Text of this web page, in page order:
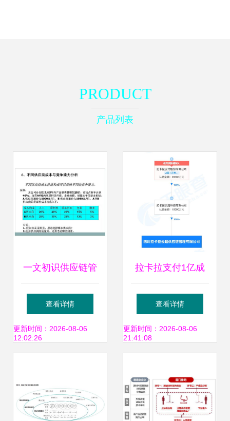
PRODUCT
产品列表
一文初识供应链管
理 恒捷供应链的服
务之道
查看详情
更新时间：2026-08-06
12:02:26
拉卡拉支付1亿成
立供应链公司 供应
链管理服务拓展新
查看详情
更新时间：2026-08-06
21:41:08